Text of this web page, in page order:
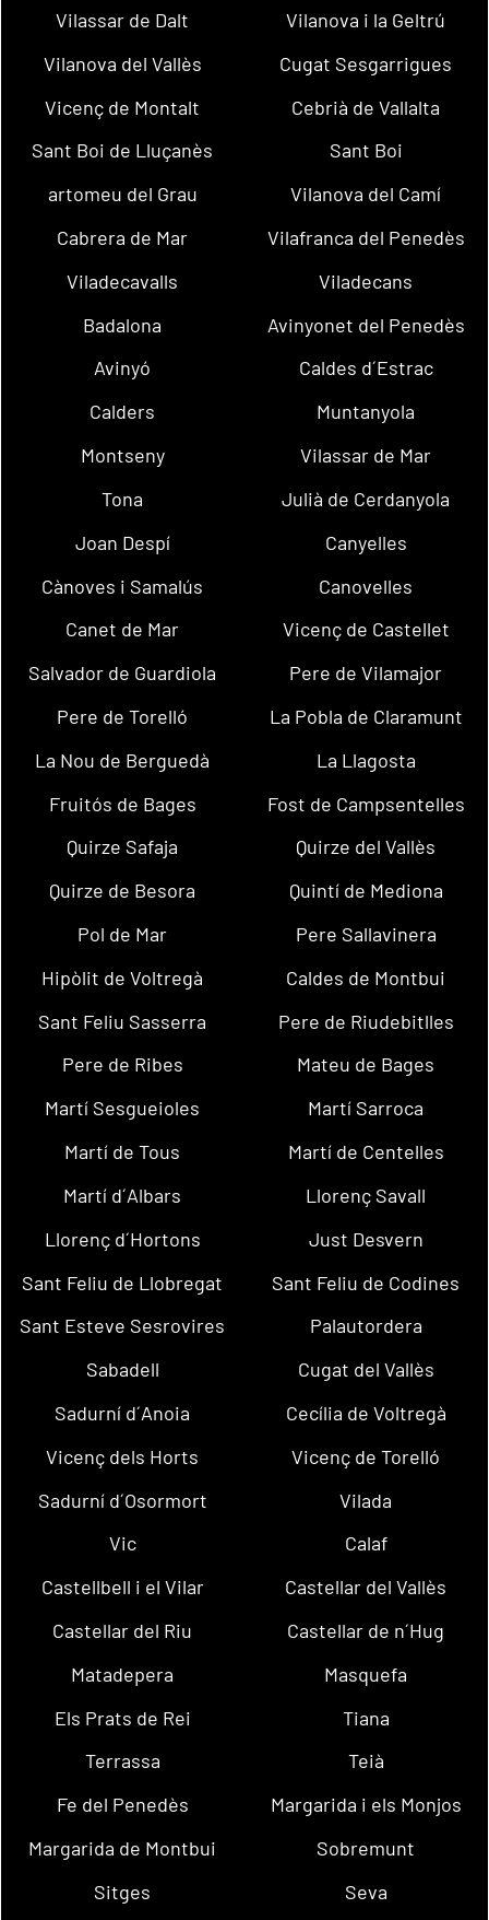
Vilassar de Dalt
Vilanova i la Geltrú
Vilanova del Vallès
Cugat Sesgarrigues
Vicenç de Montalt
Cebrià de Vallalta
Sant Boi de Lluçanès
Sant Boi
artomeu del Grau
Vilanova del Camí
Cabrera de Mar
Vilafranca del Penedès
Viladecavalls
Viladecans
Badalona
Avinyonet del Penedès
Avinyó
Caldes d´Estrac
Calders
Muntanyola
Montseny
Vilassar de Mar
Tona
Julià de Cerdanyola
Joan Despí
Canyelles
Cànoves i Samalús
Canovelles
Canet de Mar
Vicenç de Castellet
Salvador de Guardiola
Pere de Vilamajor
Pere de Torelló
La Pobla de Claramunt
La Nou de Berguedà
La Llagosta
Fruitós de Bages
Fost de Campsentelles
Quirze Safaja
Quirze del Vallès
Quirze de Besora
Quintí de Mediona
Pol de Mar
Pere Sallavinera
Hipòlit de Voltregà
Caldes de Montbui
Sant Feliu Sasserra
Pere de Riudebitlles
Pere de Ribes
Mateu de Bages
Martí Sesgueioles
Martí Sarroca
Martí de Tous
Martí de Centelles
Martí d´Albars
Llorenç Savall
Llorenç d´Hortons
Just Desvern
Sant Feliu de Llobregat
Sant Feliu de Codines
Sant Esteve Sesrovires
Palautordera
Sabadell
Cugat del Vallès
Sadurní d´Anoia
Cecília de Voltregà
Vicenç dels Horts
Vicenç de Torelló
Sadurní d´Osormort
Vilada
Vic
Calaf
Castellbell i el Vilar
Castellar del Vallès
Castellar del Riu
Castellar de n´Hug
Matadepera
Masquefa
Els Prats de Rei
Tiana
Terrassa
Teià
Fe del Penedès
Margarida i els Monjos
Margarida de Montbui
Sobremunt
Sitges
Seva